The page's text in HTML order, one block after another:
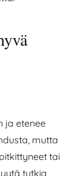
ja etenee
mutta
tai
tutkia